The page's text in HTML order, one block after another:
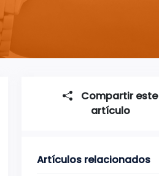
Compartir este
artículo
Artículos relacionados